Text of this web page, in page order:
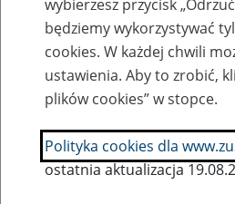
Nazwa zakładu pracy:
SZUKAJ
wybierzesz przycisk
będziemy wykorzystywać
cookies. W każdej chwili
ustawienia. Aby to zrobić,
plików cookies” w stopce.
Polityka cookies dla
ostatnia aktualizacja